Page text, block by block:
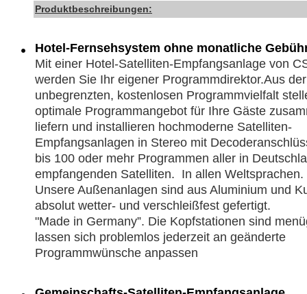
Produktbeschreibungen:
Hotel-Fernsehsystem ohne monatliche
Mit einer Hotel-Satelliten-Empfangsanlage von
werden Sie Ihr eigener Programmdirektor.Aus
unbegrenzten, kostenlosen Programmvielfalt
optimale Programmangebot für Ihre Gäste
liefern und installieren hochmoderne Satelliten-
Empfangsanlagen in Stereo mit
bis 100 oder mehr Programmen aller in
empfangenden Satelliten. In allen Weltsprachen.
Unsere Außenanlagen sind aus Aluminium und
absolut wetter- und verschleißfest gefertigt.
"Made in Germany”. Die Kopfstationen sind
lassen sich problemlos jederzeit an geänderte
Programmwünsche anpassen